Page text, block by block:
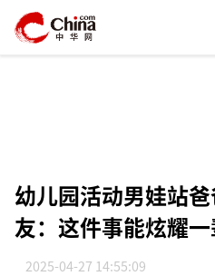
幼儿园活动男娃站
友：这件事能炫耀
2025-04-27 14:55:09